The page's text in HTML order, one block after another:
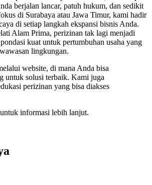
berjalan lancar, patuh hukum, dan sedikit
di Surabaya atau Jawa Timur, kami hadir
di setiap langkah ekspansi bisnis Anda.
Alam Prima, perizinan tak lagi menjadi
kuat untuk pertumbuhan usaha yang
lingkungan.
website, di mana Anda bisa
untuk solusi terbaik. Kami juga
perizinan yang bisa diakses
untuk informasi lebih lanjut.